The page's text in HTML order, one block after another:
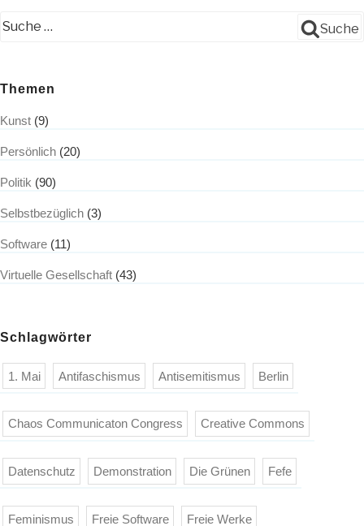
Fall
Suche
Themen
Kunst (9)
Persönlich (20)
Politik (90)
Selbstbezüglich (3)
Software (11)
Virtuelle Gesellschaft (43)
Schlagwörter
1. Mai Antifaschismus Antisemitismus Berlin
Chaos Communicaton Congress Creative Commons
Datenschutz Demonstration Die Grünen Fefe
Feminismus Freie Software Freie Werke